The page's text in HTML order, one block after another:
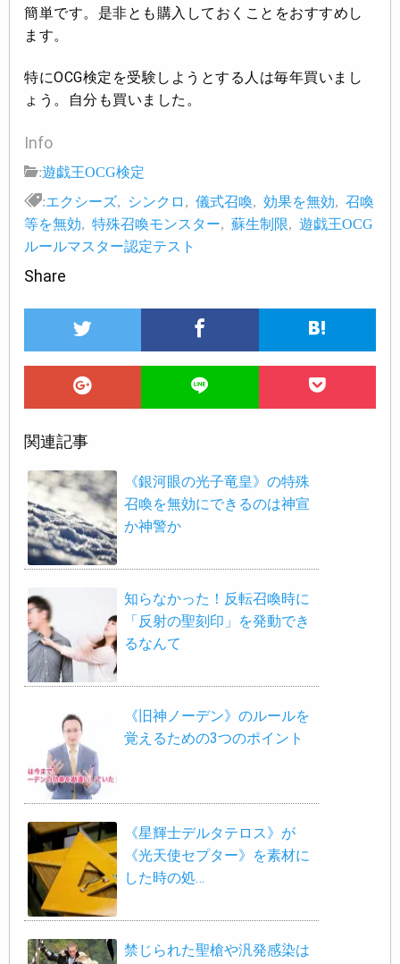
簡単です。是非とも購入しておくことをおすすめし
ます。
特にOCG検定を受験しようとする人は毎年買いまし
ょう。自分も買いました。
Info
:遊戯王OCG検定
:エクシーズ シンクロ 儀式召喚 効果を無効
召喚
等を無効
特殊召喚モンスター 蘇生制限
遊戯王OCG
ルールマスター認定テスト
Share
関連記事
《銀河眼の光子竜皇》の特殊
召喚を無効にできるのは神宣
か神警か
知らなかった！反転召喚時に
「反射の聖刻印」を発動でき
るなんて
《旧神ノーデン》のルールを
覚えるための3つのポイント
《星輝士デルタテロス》が
《光天使セプター》を素材に
した時の処…
禁じられた聖槍や汎発感染は